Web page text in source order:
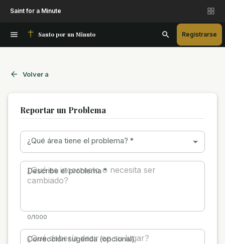
Saint for a Minute
Santo por un Minuto Registrarse
Volver a
Reportar un Problema
¿Qué área tiene el problema? *
Describe el problema *
0/1000
Corrección sugerida (opcional)